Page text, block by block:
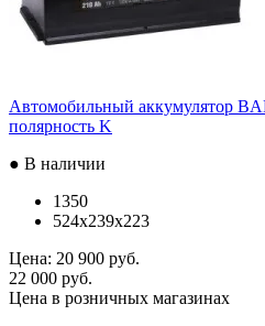
Автомобильный аккумулятор
полярность K
● В наличии
1350
524x239x223
Цена: 20 900 руб.
22 000 руб.
Цена в розничных магазинах